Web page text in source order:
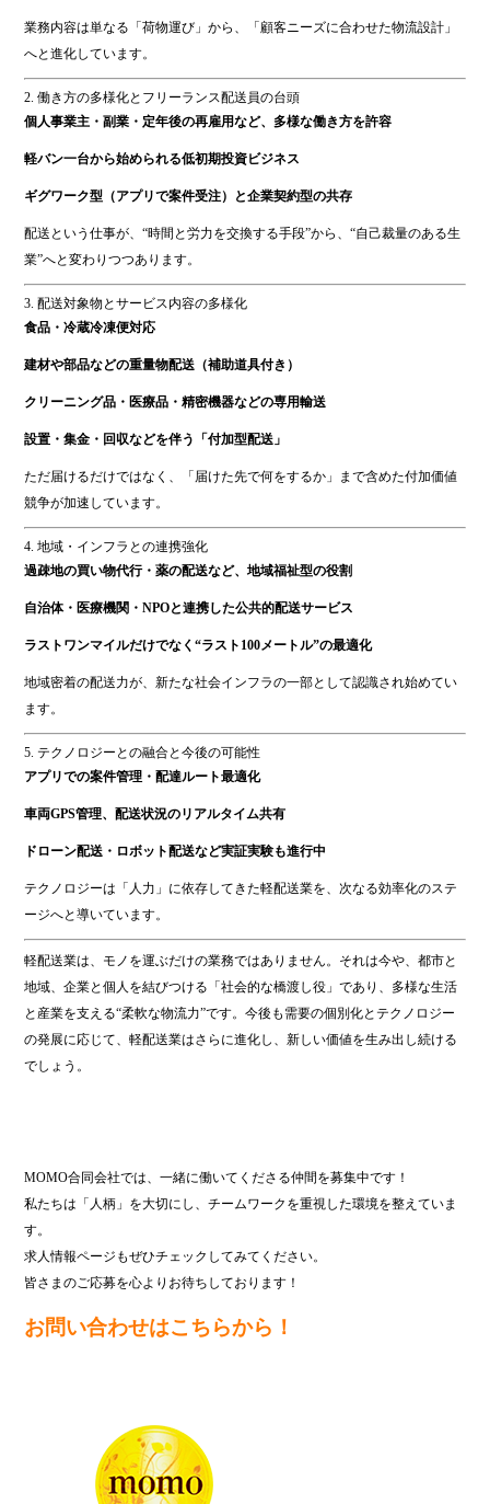
業務内容は単なる「荷物運び」から、「顧客ニーズに合わせた物流設計」
へと進化しています。
2. 働き方の多様化とフリーランス配送員の台頭
個人事業主・副業・定年後の再雇用など、多様な働き方を許容
軽バン一台から始められる低初期投資ビジネス
ギグワーク型（アプリで案件受注）と企業契約型の共存
配送という仕事が、“時間と労力を交換する手段”から、“自己裁量のある生
業”へと変わりつつあります。
3. 配送対象物とサービス内容の多様化
食品・冷蔵冷凍便対応
建材や部品などの重量物配送（補助道具付き）
クリーニング品・医療品・精密機器などの専用輸送
設置・集金・回収などを伴う「付加型配送」
ただ届けるだけではなく、「届けた先で何をするか」まで含めた付加価値
競争が加速しています。
4. 地域・インフラとの連携強化
過疎地の買い物代行・薬の配送など、地域福祉型の役割
自治体・医療機関・NPOと連携した公共的配送サービス
ラストワンマイルだけでなく“ラスト100メートル”の最適化
地域密着の配送力が、新たな社会インフラの一部として認識され始めてい
ます。
5. テクノロジーとの融合と今後の可能性
アプリでの案件管理・配達ルート最適化
車両GPS管理、配送状況のリアルタイム共有
ドローン配送・ロボット配送など実証実験も進行中
テクノロジーは「人力」に依存してきた軽配送業を、次なる効率化のステ
ージへと導いています。
軽配送業は、モノを運ぶだけの業務ではありません。それは今や、都市と
地域、企業と個人を結びつける「社会的な橋渡し役」であり、多様な生活
と産業を支える“柔軟な物流力”です。今後も需要の個別化とテクノロジー
の発展に応じて、軽配送業はさらに進化し、新しい価値を生み出し続ける
でしょう。
MOMO合同会社では、一緒に働いてくださる仲間を募集中です！
私たちは「人柄」を大切にし、チームワークを重視した環境を整えていま
す。
求人情報ページもぜひチェックしてみてください。
皆さまのご応募を心よりお待ちしております！
お問い合わせはこちらから！